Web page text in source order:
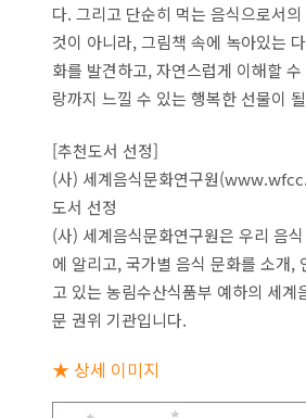
다. 그리고 단순히 먹는 음식으로서
것이 아니라, 그림책 속에 녹아있는
화를 발견하고, 자연스럽게 이해할
랑까지 느낄 수 있는 행복한 선물이
[추천도서 선정]
(사) 세계음식문화연구원
도서 선정
(사) 세계음식문화연구원은 우리 음
에 알리고, 국가별 음식 문화를 소개,
고 있는 농림수산식품부 예하의 세계
문 권위 기관입니다.
★ 상세 이미지